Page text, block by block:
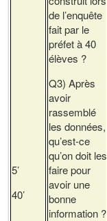
5’
40’
de l’enquête
fait par le
préfet à 40
élèves ?
Q3) Après
avoir
rassemblé
les données,
qu’est-ce
qu’on doit les
faire pour
avoir une
bonne
information ?